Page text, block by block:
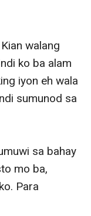
walang
ko ba alam
iyon eh wala
sumunod sa
sa bahay
mo ba,
Para